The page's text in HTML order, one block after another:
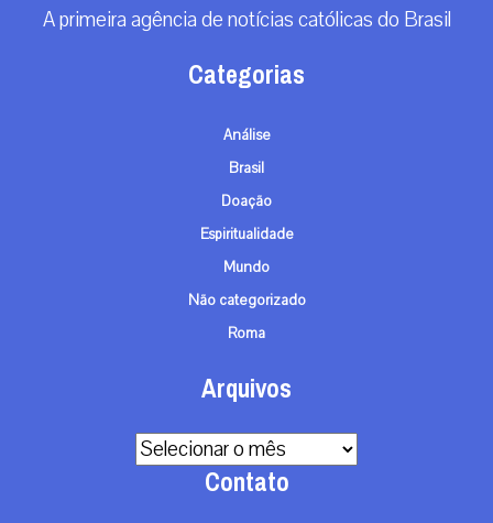
A primeira agência de notícias católicas do Brasil
Categorias
Análise
Brasil
Doação
Espiritualidade
Mundo
Não categorizado
Roma
Arquivos
Arquivos
Contato